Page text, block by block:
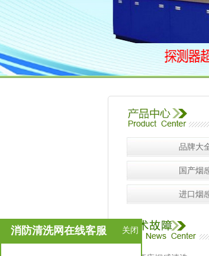
品牌大
国产烟
进口烟
消防清洗网在线客服 关闭